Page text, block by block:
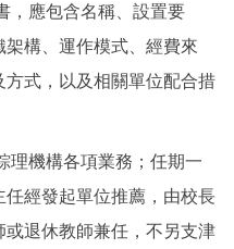
，應包含名稱、設置要
構、運作模式、經費來
式，以及相關單位配合措
理機構各項業務；任期一
經發起單位推薦，由校長
退休教師兼任，不另支津